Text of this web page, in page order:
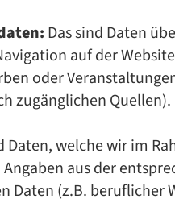
Das sind Da­ten
auf der
oder
zu­gäng­li­chen Quel­len).
Da­ten, wel­che wir im
aus der
Da­ten (z.B.